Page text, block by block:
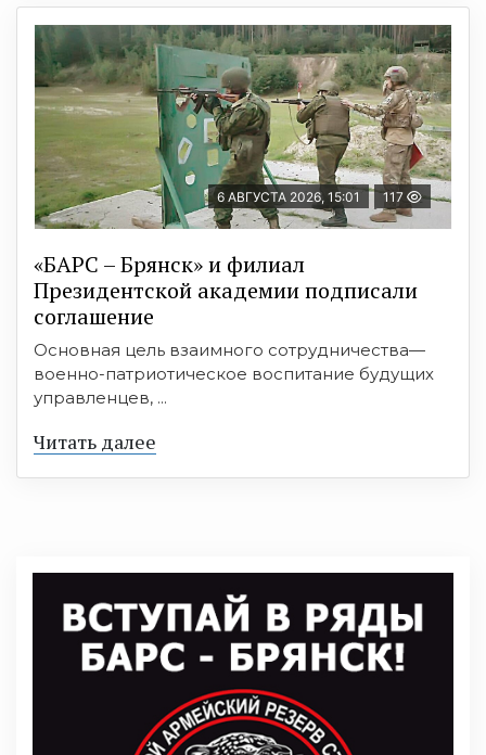
6 АВГУСТА 2026, 15:01 117
«БАРС – Брянск» и филиал
Президентской академии подписали
соглашение
Основная цель взаимного сотрудничества—
военно-патриотическое воспитание будущих
управленцев, ...
Читать далее